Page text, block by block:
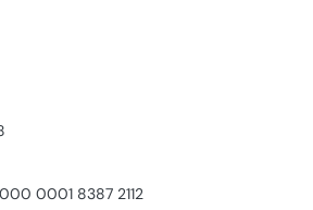
0001 8387 2112